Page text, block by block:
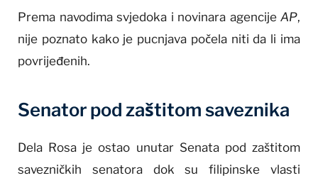
Prema navodima svjedoka i novinara agencije AP,
nije poznato kako je pucnjava počela niti da li ima
povrijeđenih.
Senator pod zaštitom saveznika
Dela Rosa je ostao unutar Senata pod zaštitom
savezničkih senatora dok su filipinske vlasti